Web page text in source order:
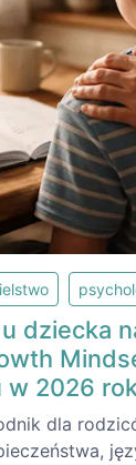
dziecka
w 2026
dla